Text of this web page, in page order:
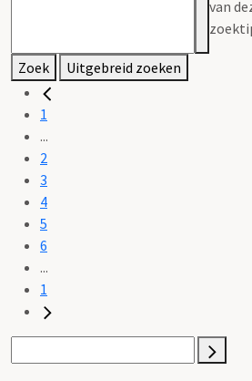
van
Zoek Uitgebreid zoeken
1
...
2
3
4
5
6
...
1